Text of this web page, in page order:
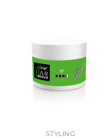
STYLING